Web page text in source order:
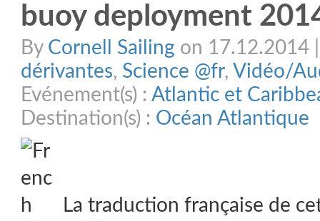
buoy deployment
By Cornell Sailing on 17.12.2014 |
dérivantes, Science @fr, Vidéo/
Evénement(s) : Atlantic et
Destination(s) : Océan Atlantique
La traduction française de